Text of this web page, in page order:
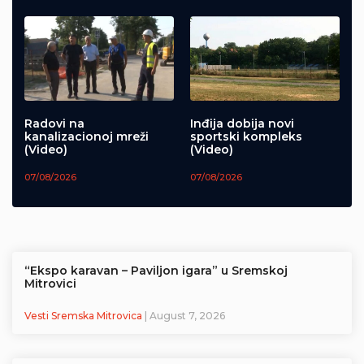
Radovi na
kanalizacionoj mreži
(Video)
07/08/2026
Inđija dobija novi
sportski kompleks
(Video)
07/08/2026
“Ekspo karavan – Paviljon igara” u Sremskoj
Mitrovici
Vesti Sremska Mitrovica | August 7, 2026